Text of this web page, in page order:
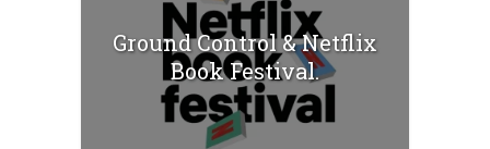
Ground Control & Netflix
Book Festival.